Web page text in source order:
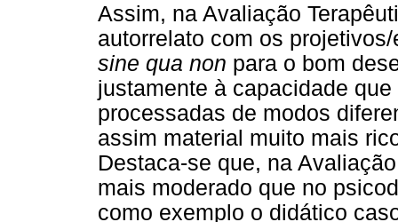
Assim, na Avaliação
autorrelato com os
sine qua non para o bom
justamente à capacidade
processadas de modos
assim material muito mais
Destaca-se que, na
mais moderado que no
como exemplo o didático